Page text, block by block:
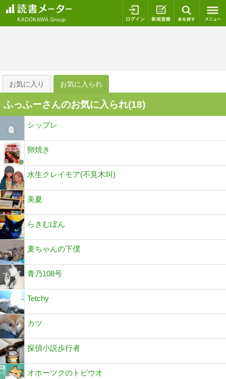
ログイン 新規登録
お気に入り お気に入られ
ふっふーさんのお気に入られ(18)
シップレ
卵焼き
水生クレイモア(不見木叫)
美夏
らきむぼん
麦ちゃんの下僕
青乃108号
Tetchy
カツ
探偵小説歩行者
オホーツクのトビウオ